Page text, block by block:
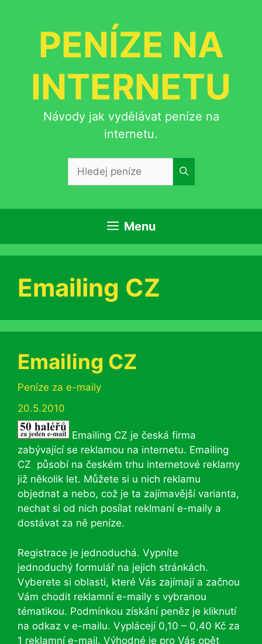
PENÍZE NA
INTERNETU
Návody jak vydělávat peníze na
internetu.
Menu
Emailing CZ
Emailing CZ
Rubriky
Peníze za e-maily
20.5.2010
Emailing CZ je česká firma
zabývající se reklamou na internetu. Emailing
CZ působí na českém trhu internetové reklamy
již několik let. Můžete si u nich reklamu
objednat a nebo, což je ta zajímavější varianta,
nechat si od nich posílat reklmaní e-maily a
dostávat za ně peníze.
Registrace je jednoduchá. Vypníte
jednoduchý formulář na jejich stránkách.
Vyberete si oblasti, které Vás zajímají a začnou
Vám chodit reklamní e-maily s vybranou
tématikou. Podmínkou získání peněz je kliknutí
na odkaz v e-mailu. Vyplácejí 0,10 – 0,40 Kč za
1 reklamní e-mail. Výhodné je pro Vás opět